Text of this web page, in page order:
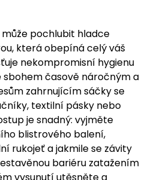
může pochlubit hladce
která obepíná celý váš
nekompromisní hygienu
časově náročným a
zahrnujícím sáčky se
textilní pásky nebo
je snadný: vyjměte
blistrového balení,
rukojeť a jakmile se závity
bariéru zatažením